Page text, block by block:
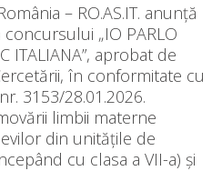
– RO.AS.IT. anunță
„IO PARLO
ITALIANA”, aprobat de
în conformitate cu
3153/28.01.2026.
limbii materne
din unitățile de
cu clasa a VII-a) și